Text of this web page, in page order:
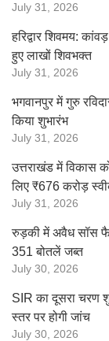
July 31, 2026
हरिद्वार शिवमय:
हुए लाखों शिवभक्त
July 31, 2026
भगवानपुर में गुरु
किया शुभारंभ
July 31, 2026
उत्तराखंड में विकास
लिए ₹676 करोड़
July 31, 2026
रुड़की में अवैध सॉस
351 बोतलें जब्त
July 30, 2026
SIR का दूसरा चरण
स्तर पर होगी जांच
July 30, 2026